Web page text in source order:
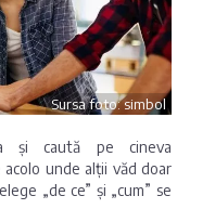
Sursa foto: simbol
și caută pe cineva
unde alții văd doar
„de ce” și „cum” se